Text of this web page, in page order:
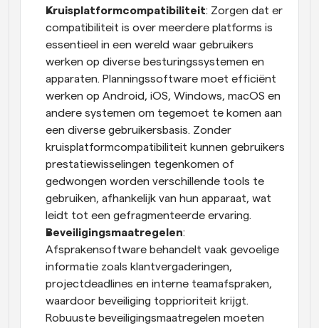
Kruisplatformcompatibiliteit: Zorgen dat er
compatibiliteit is over meerdere platforms is
essentieel in een wereld waar gebruikers
werken op diverse besturingssystemen en
apparaten. Planningssoftware moet efficiënt
werken op Android, iOS, Windows, macOS en
andere systemen om tegemoet te komen aan
een diverse gebruikersbasis. Zonder
kruisplatformcompatibiliteit kunnen gebruikers
prestatiewisselingen tegenkomen of
gedwongen worden verschillende tools te
gebruiken, afhankelijk van hun apparaat, wat
leidt tot een gefragmenteerde ervaring.
Beveiligingsmaatregelen:
Afsprakensoftware behandelt vaak gevoelige
informatie zoals klantvergaderingen,
projectdeadlines en interne teamafspraken,
waardoor beveiliging topprioriteit krijgt.
Robuuste beveiligingsmaatregelen moeten